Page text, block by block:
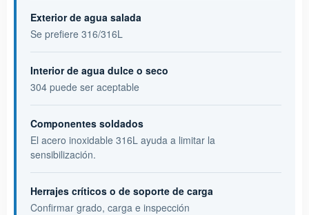
Exterior de agua salada
Se prefiere 316/316L
Interior de agua dulce o seco
304 puede ser aceptable
Componentes soldados
El acero inoxidable 316L ayuda a limitar la
sensibilización.
Herrajes críticos o de soporte de carga
Confirmar grado, carga e inspección